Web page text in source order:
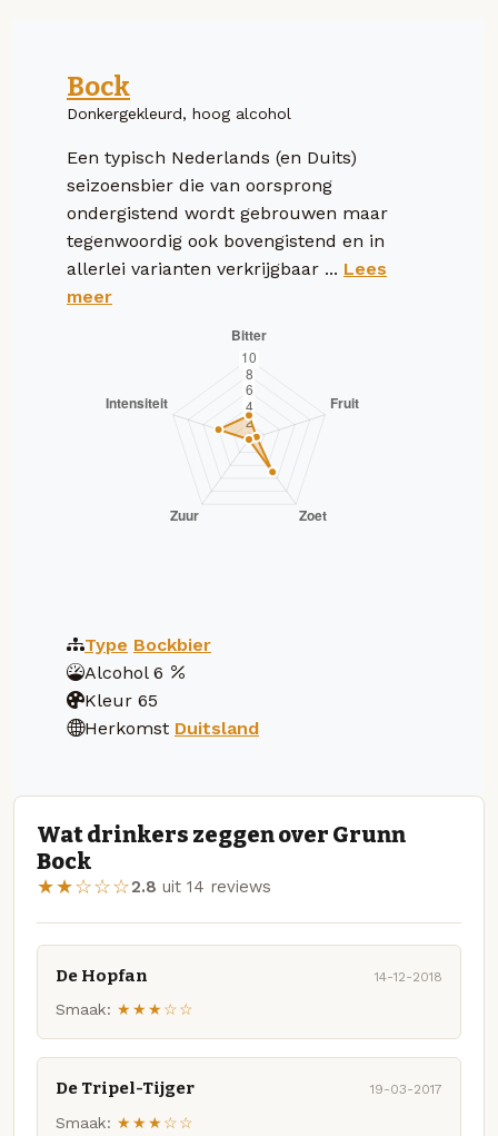
Bock
Donkergekleurd, hoog alcohol
Een typisch Nederlands (en Duits)
seizoensbier die van oorsprong
ondergistend wordt gebrouwen maar
tegenwoordig ook bovengistend en in
allerlei varianten verkrijgbaar ... Lees
meer
Type Bockbier
Alcohol 6
Kleur 65
Herkomst Duitsland
Wat drinkers zeggen over Grunn
Bock
★★☆☆☆2.8 uit 14 reviews
De Hopfan 14-12-2018
Smaak: ★★★☆☆
De Tripel-Tijger 19-03-2017
Smaak: ★★★☆☆